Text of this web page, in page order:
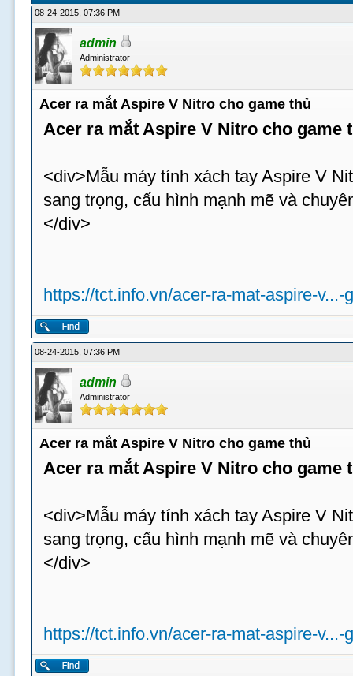
08-24-2015, 07:36 PM
admin
Administrator
Acer ra mắt Aspire V Nitro cho game thủ
Acer ra mắt Aspire V Nitro cho game
<div>Mẫu máy tính xách tay Aspire V
sang trọng, cấu hình mạnh mẽ và
</div>
https://tct.info.vn/acer-ra-mat-aspire-v...-
08-24-2015, 07:36 PM
admin
Administrator
Acer ra mắt Aspire V Nitro cho game thủ
Acer ra mắt Aspire V Nitro cho game
<div>Mẫu máy tính xách tay Aspire V
sang trọng, cấu hình mạnh mẽ và
</div>
https://tct.info.vn/acer-ra-mat-aspire-v...-